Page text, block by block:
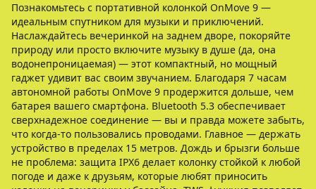
Познакомьтесь с портативной колонкой OnMove 9 —
идеальным спутником для музыки и приключений.
Наслаждайтесь вечеринкой на заднем дворе, покоряйте
природу или просто включите музыку в душе (да, она
водонепроницаемая) — этот компактный, но мощный
гаджет удивит вас своим звучанием. Благодаря 7 часам
автономной работы OnMove 9 продержится дольше, чем
батарея вашего смартфона. Bluetooth 5.3 обеспечивает
сверхнадежное соединение — вы и правда можете забыть,
что когда-то пользовались проводами. Главное — держать
устройство в пределах 15 метров. Дождь и брызги больше
не проблема: защита IPX6 делает колонку стойкой к любой
погоде и даже к друзьям, которые любят приносить